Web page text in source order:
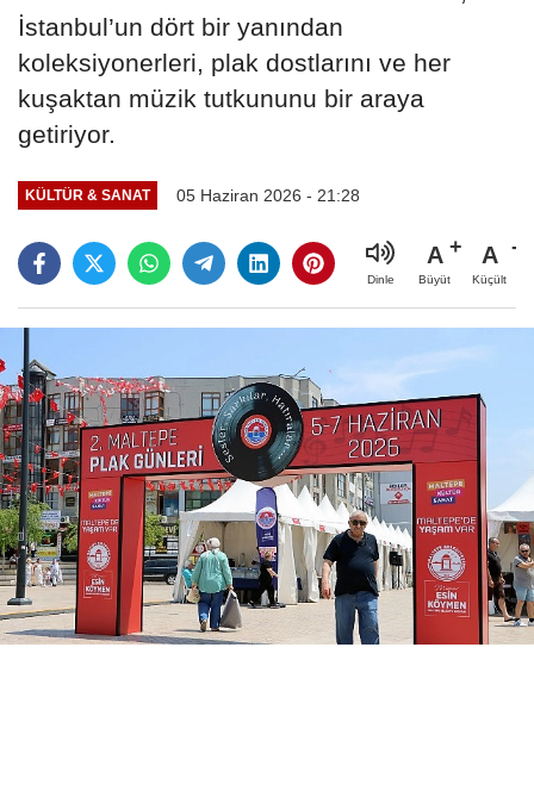
İstanbul’un dört bir yanından
koleksiyonerleri, plak dostlarını ve her
kuşaktan müzik tutkununu bir araya
getiriyor.
KÜLTÜR & SANAT 05 Haziran 2026 - 21:28
Dinle
A
Büyüt
A
Küçült